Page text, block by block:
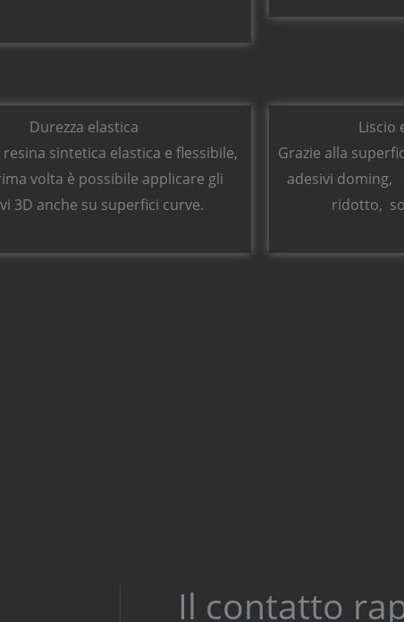
Durezza elastica
resina sintetica elastica e flessibile,
volta è possibile applicare gli
3D anche su superfici curve.
Liscio
Grazie alla
adesivi
ridotto,
Il contatto